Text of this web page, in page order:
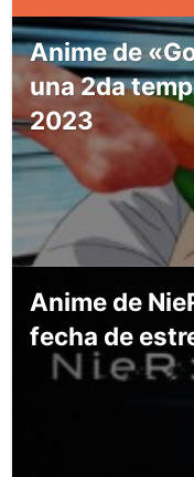
Anime de
una 2da
2023
Anime de
fecha de